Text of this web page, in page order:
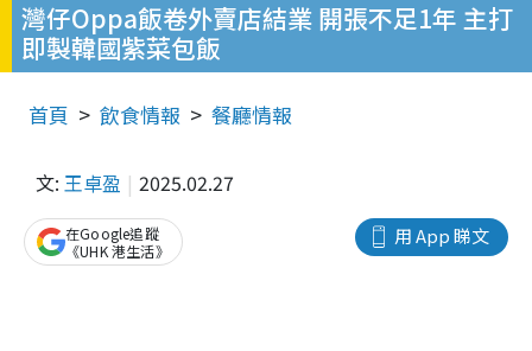
灣仔Oppa飯卷外賣店結業 開張不足1年 主打
即製韓國紫菜包飯
首頁 飲食情報 餐廳情報
文: 王卓盈 2025.02.27
用 App 睇文
在Google追蹤
《UHK 港生活》